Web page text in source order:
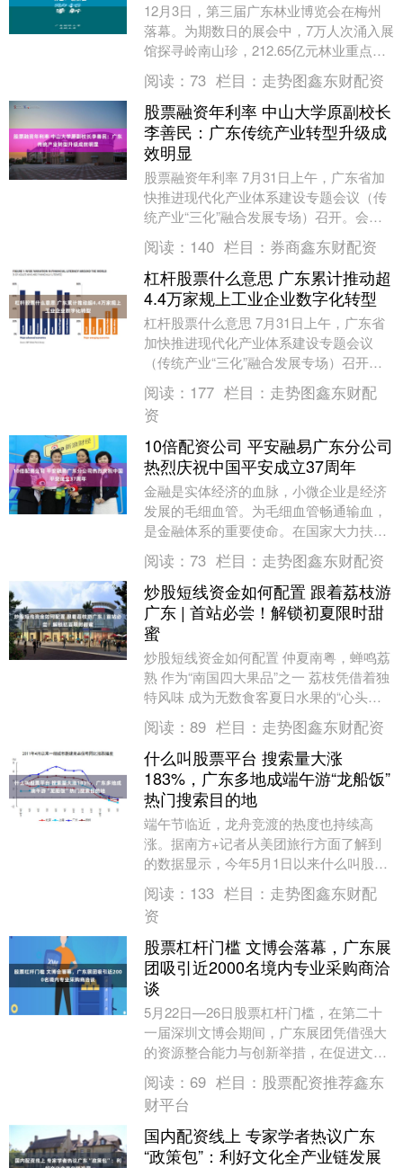
12月3日，第三届广东林业博览会在梅州
落幕。为期数日的展会中，7万人次涌入展
馆探寻岭南山珍，212.65亿元林业重点招
商项目成功签约，8项系列活动搭建起产销
对接....
阅读： 73 栏目： 走势图鑫东财配资
股票融资年利率 中山大学原副校长
李善民：广东传统产业转型升级成
效明显
股票融资年利率 7月31日上午，广东省加
快推进现代化产业体系建设专题会议（传
统产业“三化”融合发展专场）召开。会
上，中山大学原副校长、经济与管理学部
主任李善民表....
阅读： 140 栏目： 券商鑫东财配资
杠杆股票什么意思 广东累计推动超
4.4万家规上工业企业数字化转型
杠杆股票什么意思 7月31日上午，广东省
加快推进现代化产业体系建设专题会议
（传统产业“三化”融合发展专场）召开。
会上，广东省人大财政经济委员会主任委
员汪一洋介绍....
阅读： 177 栏目： 走势图鑫东财配
资
10倍配资公司 平安融易广东分公司
热烈庆祝中国平安成立37周年
金融是实体经济的血脉，小微企业是经济
发展的毛细血管。为毛细血管畅通输血，
是金融体系的重要使命。在国家大力扶持
民营经济发展的政策浪潮下，破解小微企
业融资难题10倍....
阅读： 73 栏目： 走势图鑫东财配资
炒股短线资金如何配置 跟着荔枝游
广东 | 首站必尝！解锁初夏限时甜
蜜
炒股短线资金如何配置 仲夏南粤，蝉鸣荔
熟 作为“南国四大果品”之一 荔枝凭借着独
特风味 成为无数食客夏日水果的“心头好”
在众多岭南荔枝品种中 南方优品的“头
号....
阅读： 89 栏目： 走势图鑫东财配资
什么叫股票平台 搜索量大涨
183%，广东多地成端午游“龙船饭”
热门搜索目的地
端午节临近，龙舟竞渡的热度也持续高
涨。据南方+记者从美团旅行方面了解到
的数据显示，今年5月1日以来什么叫股票
平台，“龙舟基地”搜索量同比上涨216%，
“龙舟文化....
阅读： 133 栏目： 走势图鑫东财配
资
股票杠杆门槛 文博会落幕，广东展
团吸引近2000名境内专业采购商洽
谈
5月22日—26日股票杠杆门槛，在第二十
一届深圳文博会期间，广东展团凭借强大
的资源整合能力与创新举措，在促进文化
产业交易上取得显著成效，全方位展现了
粤港澳大湾区....
阅读： 69 栏目： 股票配资推荐鑫东
财平台
国内配资线上 专家学者热议广东
“政策包”：利好文化全产业链发展